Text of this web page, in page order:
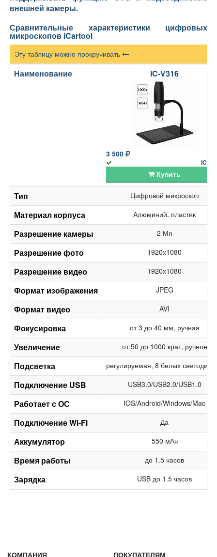
внешней камеры.
Сравнительные характеристики цифровых
микроскопов iCartool
Эту таблицу можно прокручивать
Наименование IC-V316
3 500
IC-
Купить
Тип Цифровой микроскоп
Материал корпуса Алюминий, пластик
Разрешение камеры 2 Мп
Разрешение фото 1920х1080
Разрешение видео 1920х1080
Формат изображения JPEG
Формат видео AVI
Фокусировка от 3 до 40 мм, ручная
Увеличение от 50 до 1000 крат, ручное
Подсветка регулируемая, 8 белых
Подключение USB USB3.0/USB2.0/USB1.0
Работает с ОС IOS/Android/Windows/Mac
Подключение Wi-Fi Да
Аккумулятор 550 мАч
Время работы до 1.5 часов
Зарядка USB до 1.5 часов
КОМПАНИЯ ПОКУПАТЕЛЯМ